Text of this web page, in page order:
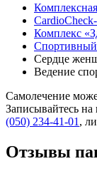
Комплекс
Сердце
Ведение
Самолечение
Записывайтесь
(050) 234-41-01 ,
Отзывы